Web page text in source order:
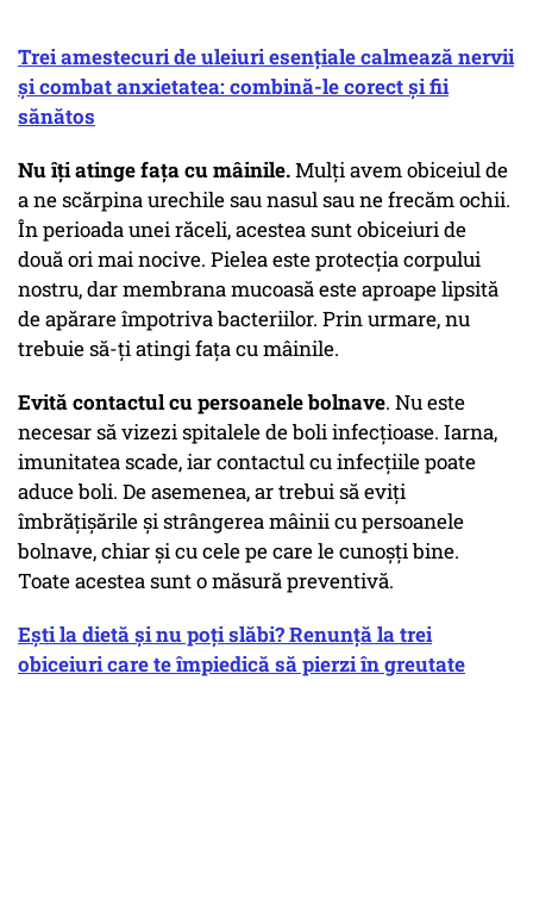
Trei amestecuri de uleiuri esențiale calmează nervii
și combat anxietatea: combină-le corect și fii
sănătos
Nu îți atinge fața cu mâinile.Mulți avem obiceiul de
a ne scărpina urechile sau nasul sau ne frecăm ochii.
În perioada unei răceli, acestea sunt obiceiuri de
două ori mai nocive. Pielea este protecția corpului
nostru, dar membrana mucoasă este aproape lipsită
de apărare împotriva bacteriilor. Prin urmare, nu
trebuie să-ți atingi fața cu mâinile.
Evită contactul cu persoanele bolnave. Nu este
necesar să vizezi spitalele de boli infecțioase. Iarna,
imunitatea scade, iar contactul cu infecțiile poate
aduce boli. De asemenea, ar trebui să eviți
îmbrățișările și strângerea mâinii cu persoanele
bolnave, chiar și cu cele pe care le cunoșți bine.
Toate acestea sunt o măsură preventivă.
Ești la dietă și nu poți slăbi? Renunță la trei
obiceiuri care te împiedică să pierzi în greutate